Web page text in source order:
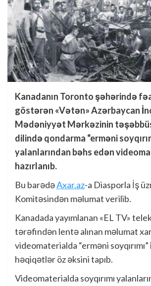
Kanadanın Toronto şəhərində
göstərən «Vətən» Azərbaycan
Mədəniyyət Mərkəzinin
dilində qondarma “erməni
yalanlarından bəhs edən
hazırlanıb.
Bu barədəAxar.az-a Diasporla İş
Komitəsindən məlumat verilib.
Kanadada yayımlanan «EL TV»
tərəfindən lentə alınan məlumat
videomaterialda “erməni soyqırımı”
həqiqətlər öz əksini tapıb.
Videomaterialda soyqırımı